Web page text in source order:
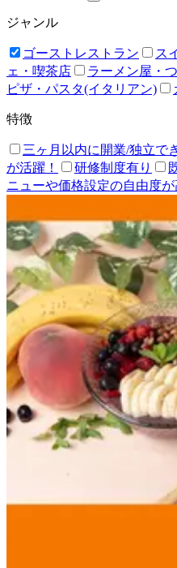
ジャンル
ゴーストレストラン ス
ェ・喫茶店
ラーメン屋・
ピザ・パスタ(イタリアン)
特徴
三ヶ月以内に開業/独立で
が活躍！
研修制度有り
ニューや価格設定の自由度が